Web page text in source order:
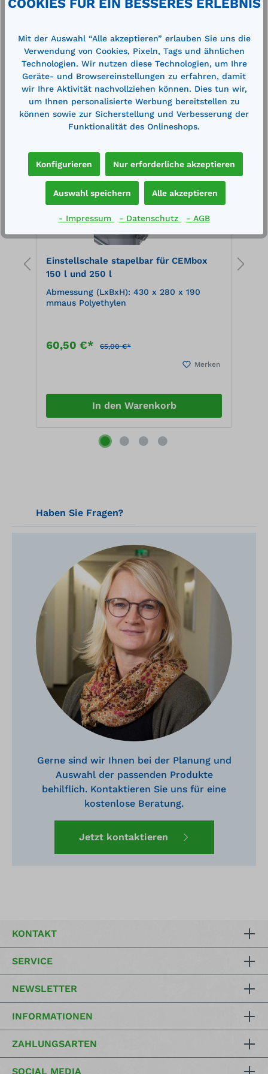
Produktgalerie überspringen
Zubehör
Einstellschale stapelbar für CEMbox
150 l und 250 l
Abmessung (LxBxH): 430 x 280 x 190
mmaus Polyethylen
60,50 €* 65,00 €*
Merken
In den Warenkorb
Haben Sie Fragen?
Gerne sind wir Ihnen bei der Planung und
Auswahl der passenden Produkte
behilflich. Kontaktieren Sie uns für eine
kostenlose Beratung.
Jetzt kontaktieren
KONTAKT
SERVICE
NEWSLETTER
INFORMATIONEN
ZAHLUNGSARTEN
SOCIAL MEDIA
COOKIES FÜR EIN BESSERES ERLEBNIS
Mit der Auswahl “Alle akzeptieren” erlauben Sie uns die
Verwendung von Cookies, Pixeln, Tags und ähnlichen
Technologien. Wir nutzen diese Technologien, um Ihre
Geräte- und Browsereinstellungen zu erfahren, damit
wir Ihre Aktivität nachvollziehen können. Dies tun wir,
um Ihnen personalisierte Werbung bereitstellen zu
können sowie zur Sicherstellung und Verbesserung der
Funktionalität des Onlineshops.
Konfigurieren Nur erforderliche akzeptieren
Auswahl speichern Alle akzeptieren
- Impressum - Datenschutz - AGB